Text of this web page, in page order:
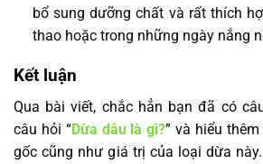
bổ sung dưỡng chất và rất thích
thao hoặc trong những ngày nắng
Kết luận
Qua bài viết, chắc hẳn bạn đã có
câu hỏi “Dừa dâu là gì?” và hiểu
gốc cũng như giá trị của loại dừa